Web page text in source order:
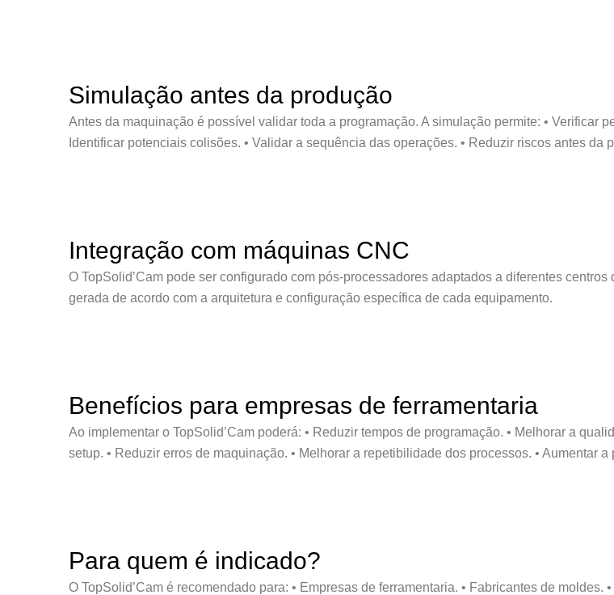
Simulação antes da produção
Antes da maquinação é possível validar toda a programação. A simulação permite: • Verificar
Identificar potenciais colisões. • Validar a sequência das operações. • Reduzir riscos antes da
Integração com máquinas CNC
O TopSolid’Cam pode ser configurado com pós-processadores adaptados a diferentes
gerada de acordo com a arquitetura e configuração específica de cada equipamento.
Benefícios para empresas de ferramentaria
Ao implementar o TopSolid’Cam poderá: • Reduzir tempos de programação. • Melhorar a
setup. • Reduzir erros de maquinação. • Melhorar a repetibilidade dos processos. • Aumentar
Para quem é indicado?
O TopSolid’Cam é recomendado para: • Empresas de ferramentaria. • Fabricantes de